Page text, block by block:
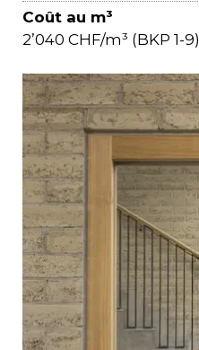
Coût au m³
2’040 CHF/m³ (BKP 1-9)